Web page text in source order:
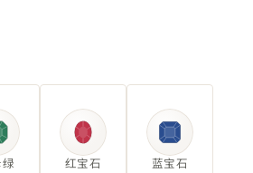
红宝石 蓝宝石